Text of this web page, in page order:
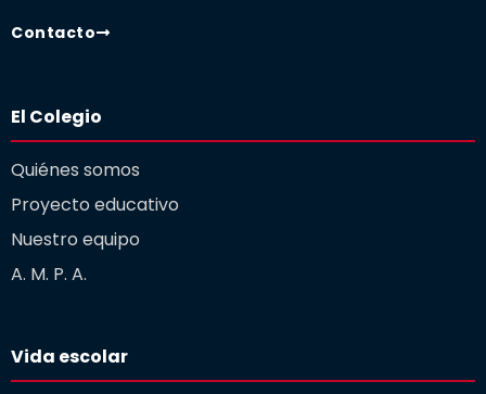
Contacto
El Colegio
Quiénes somos
Proyecto educativo
Nuestro equipo
A. M. P. A.
Vida escolar